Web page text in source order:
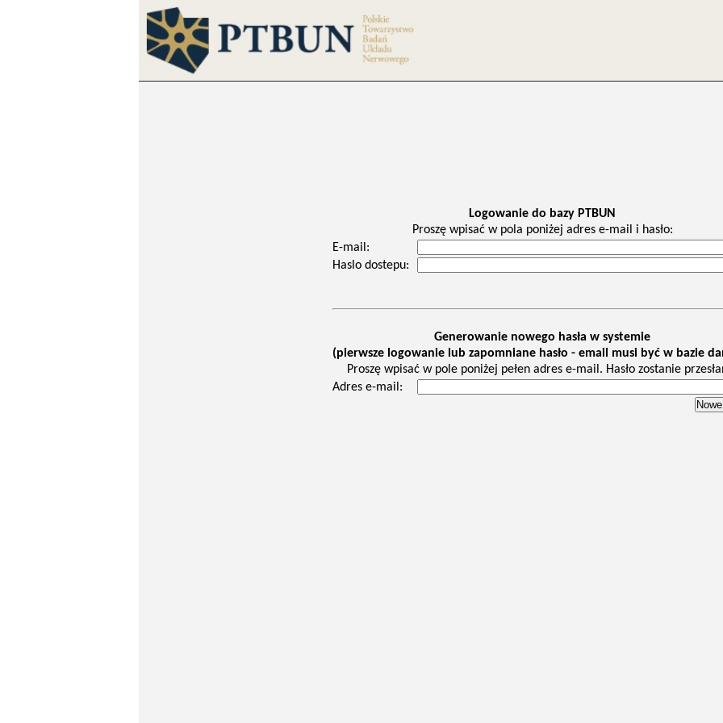
Logowanie do bazy PTBUN
Proszę wpisać w pola poniżej adres e-mail i hasło:
E-mail:
Haslo dostepu:
Generowanie nowego hasła w systemie
(pierwsze logowanie lub zapomniane hasło - email musi być w bazie
Proszę wpisać w pole poniżej pełen adres e-mail. Hasło zostanie
Adres e-mail: